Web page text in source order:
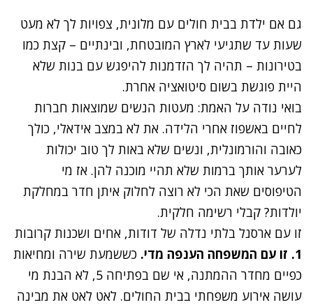
גם אם ילדת בבית חולים עם מלונית, צפויות לך לא מעט
שעות עד שתגיעי לארץ המובטחת, ובינתיים – קצת כמו
בטירונות – תהיה לך הזדמנות להיפגש עם בנות שלא
היית פוגשת בשום סיטואציה אחרת.
בואי נודה על האמת: מעטות הנשים שמוצאות חברות
לחיים באשפוז אחרי הלידה. את לא במצב אידאלי, כולך
כאובה והורמונלית, ונשים שלא באות לך טוב יכולות
לערער אותך ברמות שלא תהיי מוכנה להן. אז מי
הטיפוסים שאת הכי לא רוצה לחלוק איתן חדר במחלקת
יולדות? קבלי רשימה חלקית.
זו עם ארסנל בלתי נדלה של דודות, אחים ושכנות קרובות
1. זו עם המשפחה הענפה מדי.
כששמעת שירה ומחיאות
כפיים מחדר ההמתנה, אי שם בפתיחה 5, לא הבנת מי
עושה אירוע משפחתי בבית החולים. לאט לאט את מבינה